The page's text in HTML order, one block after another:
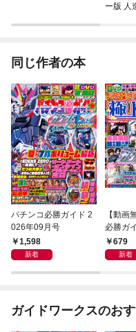
ー版 人
同じ作者の本
パチンコ必勝ガイド 2
026年09月号
1,598
新着
【動画
必勝ガ
vol.9
679
新着
ガイドワークスのお